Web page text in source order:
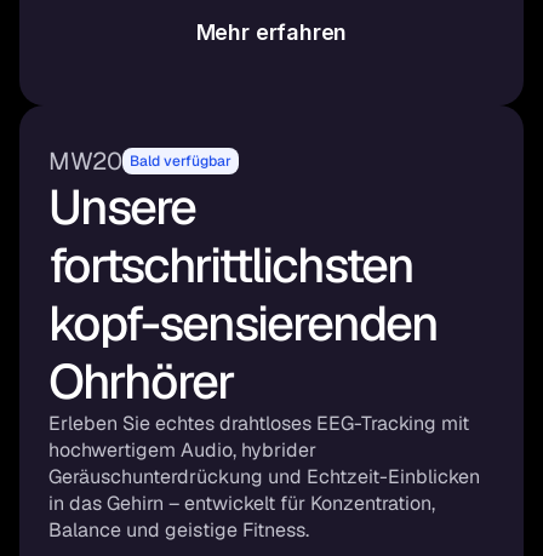
Mehr erfahren
MW20 Bald verfügbar
Unsere
fortschrittlichsten
kopf-sensierenden
Ohrhörer
Erleben Sie echtes drahtloses EEG-Tracking mit
hochwertigem Audio, hybrider
Geräuschunterdrückung und Echtzeit-Einblicken
in das Gehirn – entwickelt für Konzentration,
Balance und geistige Fitness.